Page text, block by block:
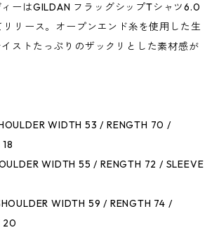
ーはGILDAN フラッグシップTシャツ6.0
リース。オープンエンド糸を使用した生
ストたっぷりのザックリとした素材感が
WIDTH 53 / RENGTH 70 /
WIDTH 55 / RENGTH 72 / SLEEVE
WIDTH 59 / RENGTH 74 /
20